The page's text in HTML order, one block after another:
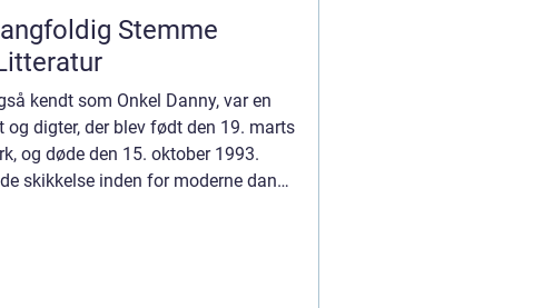
Stemme
kendt som Onkel Danny, var en
digter, der blev født den 19. marts
og døde den 15. oktober 1993.
skikkelse inden for moderne dansk